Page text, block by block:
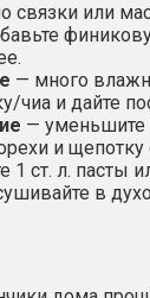
связки или
— много
чиа и дайте
— уменьшите
и щепотку
1 ст. л. пасты
в